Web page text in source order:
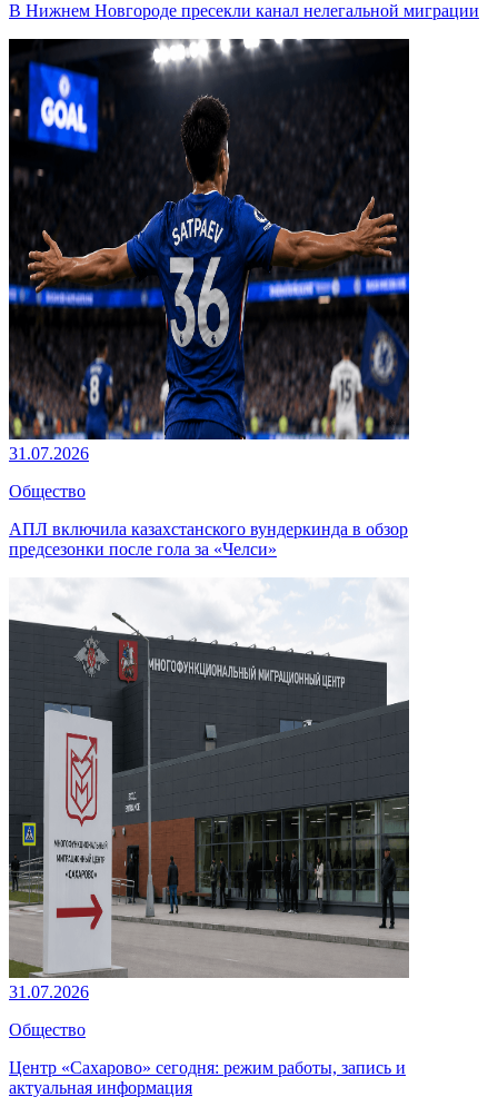
В Нижнем Новгороде пресекли канал нелегальной миграции
31.07.2026
Общество
АПЛ включила казахстанского вундеркинда в обзор
предсезонки после гола за «Челси»
31.07.2026
Общество
Центр «Сахарово» сегодня: режим работы, запись и
актуальная информация